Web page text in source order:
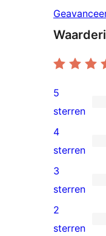
5
5
sterren
5
sterren
0
4
sterren
4
sterren
0
3
sterren
3
sterren
0
2
sterren